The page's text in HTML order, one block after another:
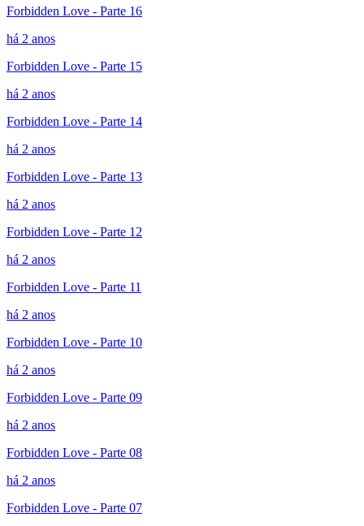
Forbidden Love - Parte 16
há 2 anos
Forbidden Love - Parte 15
há 2 anos
Forbidden Love - Parte 14
há 2 anos
Forbidden Love - Parte 13
há 2 anos
Forbidden Love - Parte 12
há 2 anos
Forbidden Love - Parte 11
há 2 anos
Forbidden Love - Parte 10
há 2 anos
Forbidden Love - Parte 09
há 2 anos
Forbidden Love - Parte 08
há 2 anos
Forbidden Love - Parte 07